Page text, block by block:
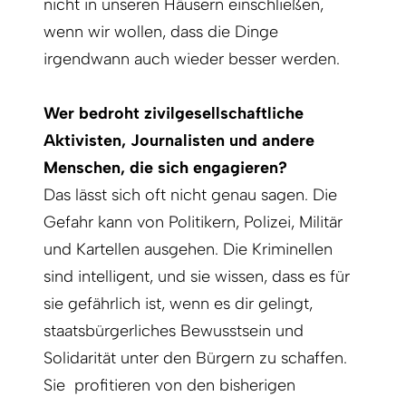
nicht in unseren Häusern einschließen,
wenn wir wollen, dass die Dinge
irgendwann auch wieder besser werden.
Wer bedroht zivilgesellschaftliche
Aktivisten, Journalisten und andere
Menschen, die sich engagieren?
Das lässt sich oft nicht genau sagen. Die
Gefahr kann von Politikern, Polizei, Militär
und Kartellen ausgehen. Die Kriminellen
sind intelligent, und sie wissen, dass es für
sie gefährlich ist, wenn es dir gelingt,
staatsbürgerliches Bewusstsein und
Solidarität unter den Bürgern zu schaffen.
Sie profitieren von den bisherigen